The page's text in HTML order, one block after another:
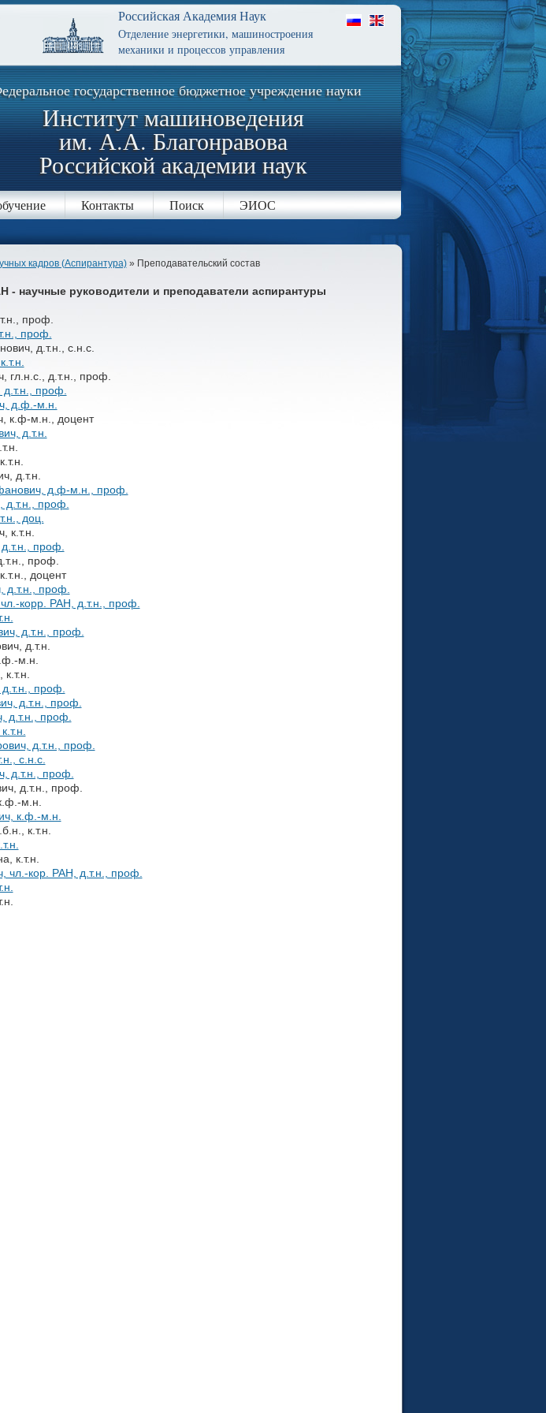
Российская Академия Наук
Отделение энергетики, машиностроения
механики и процессов управления
государственное бюджетное учреждение науки
Институт машиноведения
им. А.А. Благонравова
Российской академии наук
Контакты Поиск ЭИОС
кадров (Аспирантура)» Преподавательский состав
научные руководители и преподаватели аспирантуры
проф.
проф.
д.т.н., с.н.с.
гл.н.с., д.т.н., проф.
проф.
д.ф.-м.н.
к.ф-м.н., доцент
д.т.н.
д.т.н.
д.ф-м.н., проф.
проф.
доц.
к.т.н.
проф.
проф.
доцент
д.т.н., проф.
корр. РАН, д.т.н., проф.
д.т.н., проф.
д.т.н.
м.н.
проф.
д.т.н., проф.
д.т.н., проф.
д.т.н., проф.
с.н.с.
д.т.н., проф.
д.т.н., проф.
м.н.
к.ф.-м.н.
к.т.н.
к.т.н.
чл.-кор. РАН, д.т.н., проф.